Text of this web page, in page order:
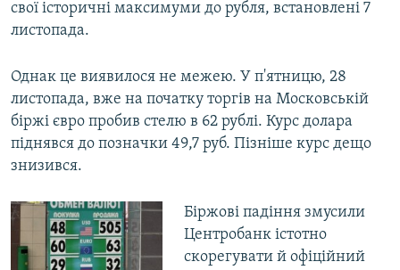
свої історичні максимуми до рубля, встановлені 7
листопада.
Однак це виявилося не межею. У п'ятницю, 28
листопада, вже на початку торгів на Московській
біржі євро пробив стелю в 62 рублі. Курс долара
піднявся до позначки 49,7 руб. Пізніше курс дещо
знизився.
Біржові падіння змусили
Центробанк істотно
скорегувати й офіційний